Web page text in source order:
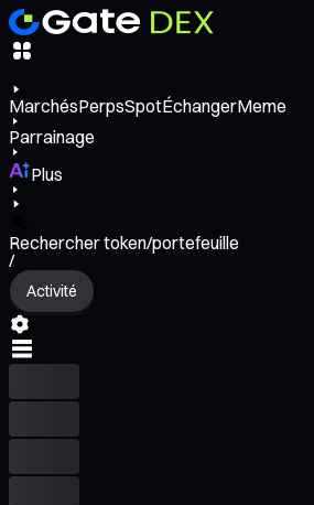
MarchésPerpsSpotÉchangerMeme
Parrainage
Plus
Rechercher token/portefeuille
/
Activité